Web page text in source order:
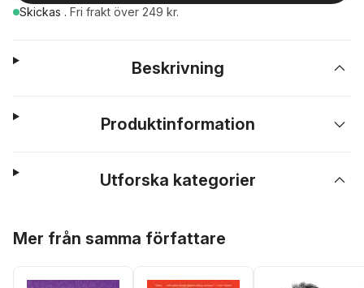
Skickas . Fri frakt över 249 kr.
Beskrivning
Produktinformation
Utforska kategorier
Mer från samma författare